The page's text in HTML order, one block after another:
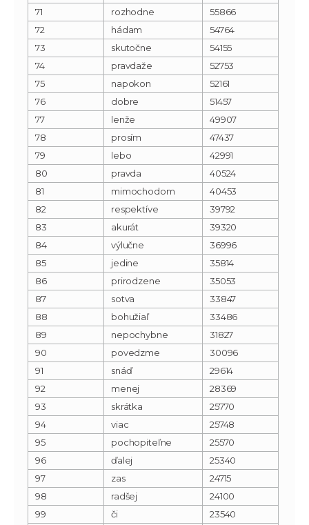
71
rozhodne
55866
72
hádam
54764
73
skutočne
54155
74
pravdaže
52753
75
napokon
52161
76
dobre
51457
77
lenže
49907
78
prosím
47437
79
lebo
42991
80
pravda
40524
81
mimochodom
40453
82
respektíve
39792
83
akurát
39320
84
výlučne
36996
85
jedine
35814
86
prirodzene
35053
87
sotva
33847
88
bohužiaľ
33486
89
nepochybne
31827
90
povedzme
30096
91
snáď
29614
92
menej
28369
93
skrátka
25770
94
viac
25748
95
pochopiteľne
25570
96
ďalej
25340
97
zas
24715
98
radšej
24100
99
či
23540